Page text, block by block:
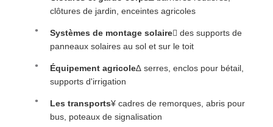
clôtures de jardin, enceintes agricoles
Systèmes de montage solaire des supports de
panneaux solaires au sol et sur le toit
Équipement agricole∆ serres, enclos pour bétail,
supports d'irrigation
Les transports¥ cadres de remorques, abris pour
bus, poteaux de signalisation